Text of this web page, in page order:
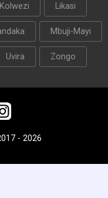
Kolwezi Likasi
Mbuji-Mayi
Uvira Zongo
- 2026